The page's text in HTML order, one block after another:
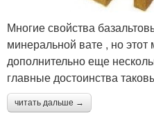
Многие свойства
минеральной вате , но
дополнительно еще
главные достоинства
читать дальше →